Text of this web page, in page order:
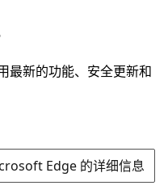
新的功能、安全更新和
Edge 的详细信息